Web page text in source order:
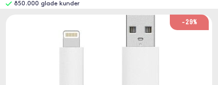
850.000 glade kunder
-29%